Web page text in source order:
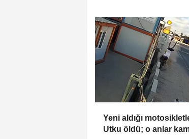
Yeni aldığı
Utku öldü; o anlar